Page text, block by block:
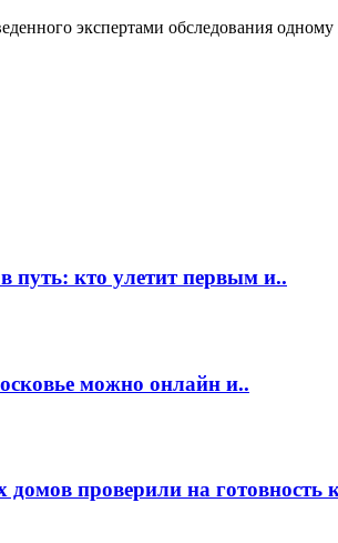
экспертами обследования
путь: кто улетит первым и..
можно онлайн и..
проверили на готовность